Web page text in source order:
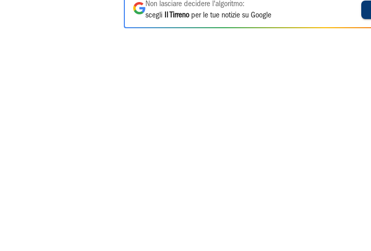
Non lasciare decidere l'algoritmo:
scegli
Il Tirrenoper le tue notizie su Google